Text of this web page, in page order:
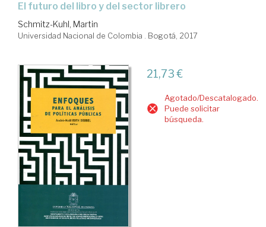
el futuro del libro y del sector librero
Schmitz-Kuhl, Martin
Universidad Nacional de Colombia . Bogotá, 2017
21,73 €
Agotado/Descatalogado.
Puede solicitar
búsqueda.